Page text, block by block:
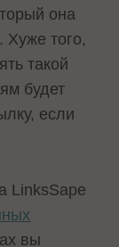
она
Хуже того,
такой
будет
если
LinksSape
вы